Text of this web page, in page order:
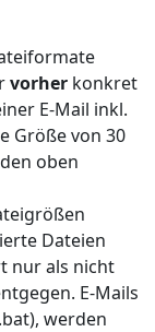
vorher konkret
E-Mail inkl.
Größe von 30
oben
Dateien
nur als nicht
E-Mails
werden